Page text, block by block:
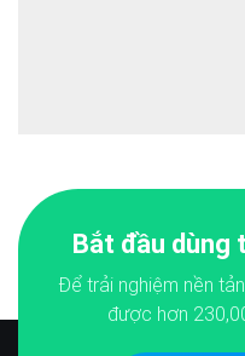
Bắt đầu dùng
Để trải nghiệm nền
được hơn